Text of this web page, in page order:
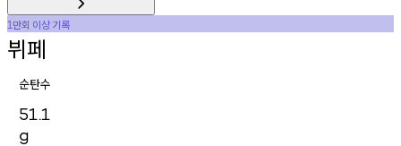
1만회 이상기록
뷔페
순탄수
51.1
g